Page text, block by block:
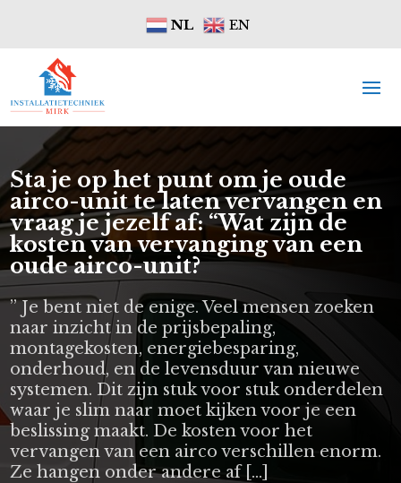
NL EN
Sta je op het punt om je oude
airco-unit te laten vervangen en
vraag je jezelf af: “Wat zijn de
kosten van vervanging van een
oude airco-unit?
” Je bent niet de enige. Veel mensen zoeken
naar inzicht in de prijsbepaling,
montagekosten, energiebesparing,
onderhoud, en de levensduur van nieuwe
systemen. Dit zijn stuk voor stuk onderdelen
waar je slim naar moet kijken voor je een
beslissing maakt. De kosten voor het
vervangen van een airco verschillen enorm.
Ze hangen onder andere af […]